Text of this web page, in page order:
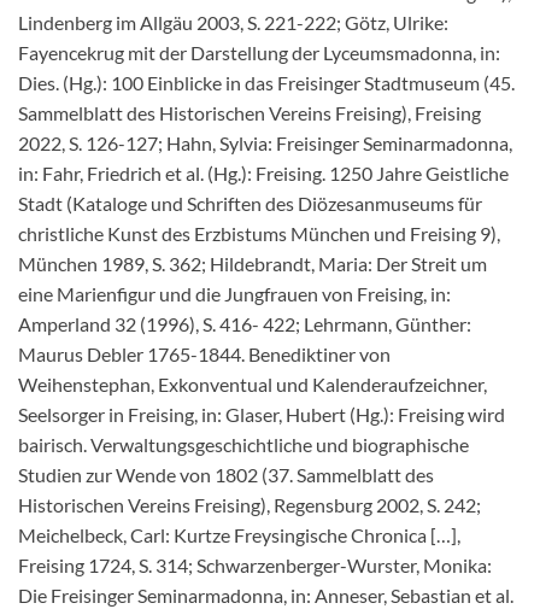
Lindenberg im Allgäu 2003, S. 221-222; Götz, Ulrike:
Fayencekrug mit der Darstellung der Lyceumsmadonna, in:
Dies. (Hg.): 100 Einblicke in das Freisinger Stadtmuseum (45.
Sammelblatt des Historischen Vereins Freising), Freising
2022, S. 126-127; Hahn, Sylvia: Freisinger Seminarmadonna,
in: Fahr, Friedrich et al. (Hg.): Freising. 1250 Jahre Geistliche
Stadt (Kataloge und Schriften des Diözesanmuseums für
christliche Kunst des Erzbistums München und Freising 9),
München 1989, S. 362; Hildebrandt, Maria: Der Streit um
eine Marienfigur und die Jungfrauen von Freising, in:
Amperland 32 (1996), S. 416- 422; Lehrmann, Günther:
Maurus Debler 1765-1844. Benediktiner von
Weihenstephan, Exkonventual und Kalenderaufzeichner,
Seelsorger in Freising, in: Glaser, Hubert (Hg.): Freising wird
bairisch. Verwaltungsgeschichtliche und biographische
Studien zur Wende von 1802 (37. Sammelblatt des
Historischen Vereins Freising), Regensburg 2002, S. 242;
Meichelbeck, Carl: Kurtze Freysingische Chronica […],
Freising 1724, S. 314; Schwarzenberger-Wurster, Monika:
Die Freisinger Seminarmadonna, in: Anneser, Sebastian et al.